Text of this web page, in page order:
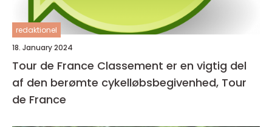
redaktionel
18. January 2024
Tour de France Classement er en vigtig del
af den berømte cykelløbsbegivenhed, Tour
de France